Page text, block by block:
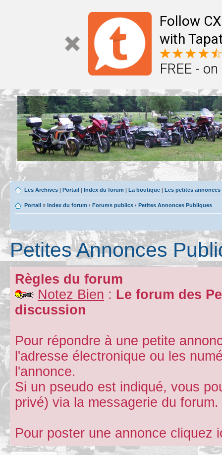
Follow
with
FREE -
Les Archives | Portail | Index du forum | La boutique | Les petites
Portail » Index du forum ‹ Forums publics ‹ Petites Annonces Publiques
Petites Annonces
Règles du forum
Notez Bien : Le forum des
discussion
Pour répondre à une petite
l'adresse électronique ou les
l'annonce.
Si un pseudo est indiqué, vous
privé) via la messagerie du forum.
Pour poster une annonce cliquez